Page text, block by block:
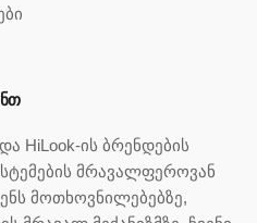
HiLook-ის ბრენდების
მრავალფეროვან
მოთხოვნილებებზე,